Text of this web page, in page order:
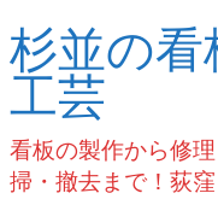
杉並の
工芸
看板の製作から修
掃・撤去まで！荻